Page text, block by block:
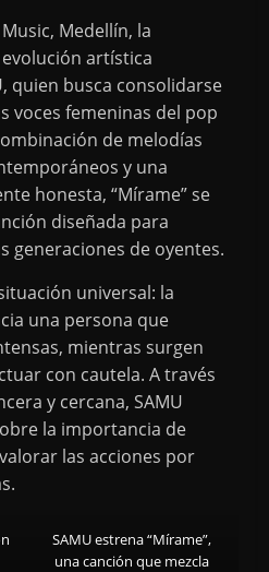
Medellín, la
artística
quien busca consolidarse
voces femeninas del pop
de melodías
y una
honesta, “Mírame” se
diseñada para
generaciones de oyentes.
universal: la
una persona que
mientras surgen
con cautela. A través
y cercana, SAMU
la importancia de
las acciones por
SAMU estrena “Mírame”,
una canción que mezcla